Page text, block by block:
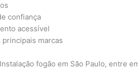
confiança
acessível
principais marcas
fogão em São Paulo, entre